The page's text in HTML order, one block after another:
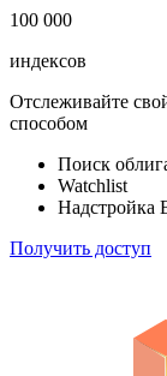
100 000
индексов
Отслеживайте
способом
Поиск
Watchlist
Надстройка
Получить доступ